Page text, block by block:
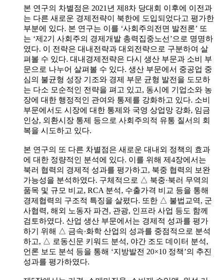
본 연구의 차별점은 2021년 제8차 당대회 이후에 이전과
는 다른 새로운 경제전략이 북한에 도입되었다고 평가한
부분에 있다. 본 연구는 이를 ‘사회주의전면 발전론’ 또
는 ‘제2기 사회주의 경제개발 총력집중노선’으로 명명하
였다. 이 전략은 대내전략과 대외전략으로 구분하여 살
펴볼 수 있다. 대내경제전략은 다시 생산 부문과 소비 부
문으로 나누어 살펴볼 수 있다. 생산 부문에서 중공업 중
심의 불균형 성장 기조와 경제 부문 균형 발전을 도모하
는 다소 모순적인 전략을 펴고 있고, 동시에 기업소와 농
장에 대한 행정적인 관여와 통제를 강화하고 있다. 소비
부문에서도 시장에 대한 통제와 국영 상업망 강화, 임금
인상, 외환시장 통제 등으로 사회주의적 유통 질서의 회
복을 시도하고 있다.
본 연구의 또 다른 차별점은 새로운 대내외 정책의 효과
에 대한 정량적인 분석에 있다. 이를 위해 제4장에서는
북러 협력의 경제적 성과를 평가하고, 북중 협력의 보완
가능성을 분석하였다. 구체적으로 △ 북중·북러 무역의
품목 및 규모 비교, RCA 분석, 수출가격 비교 등을 통해
경제협력의 구조적 특징을 살폈다. 또한 △ 불법교역, 군
사협력, 해외 노동자 파견, 관광, 인프라 사업 등도 함께
검토하였다. 산업 생산 부문에서는 경제적 성과를 평가
하기 위해 △ 금속·화학 산업의 성과를 중점적으로 분석
하고, △ 로동신문 키워드 분석, 야간 조도 데이터 분석,
언론 보도 분석 등을 통해 ‘지방발전 20×10 정책’의 추진
성과를 평가하였다.